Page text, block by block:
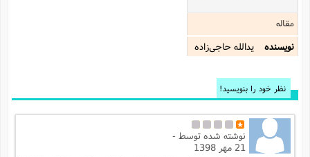
مقاله
نویسنده
یدالله حاجی‌زاده
نظر خود را بنویسید!
نوشته شده توسط-
21 مهر 1398